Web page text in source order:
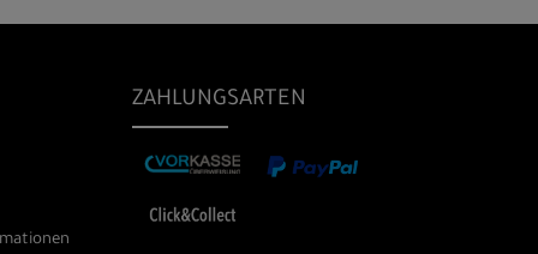
ZAHLUNGSARTEN